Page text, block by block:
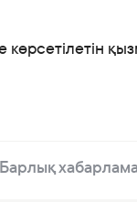
көрсетілетін
Барлық